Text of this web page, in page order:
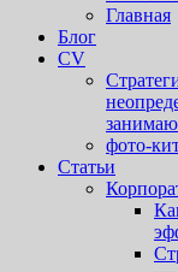
Главная
Блог
CV
фото-
Статьи